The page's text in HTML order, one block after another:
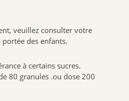
veuillez consulter votre
des enfants.
à certains sucres.
80 granules .ou dose 200